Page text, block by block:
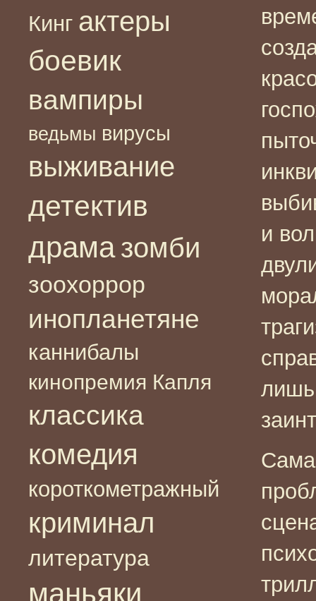
Кинг актеры
боевик
вампиры
ведьмы вирусы
выживание
детектив
драма зомби
зоохоррор
инопланетяне
каннибалы
кинопремия Капля
классика
комедия
короткометражный
криминал
литература
маньяки
и
лишь